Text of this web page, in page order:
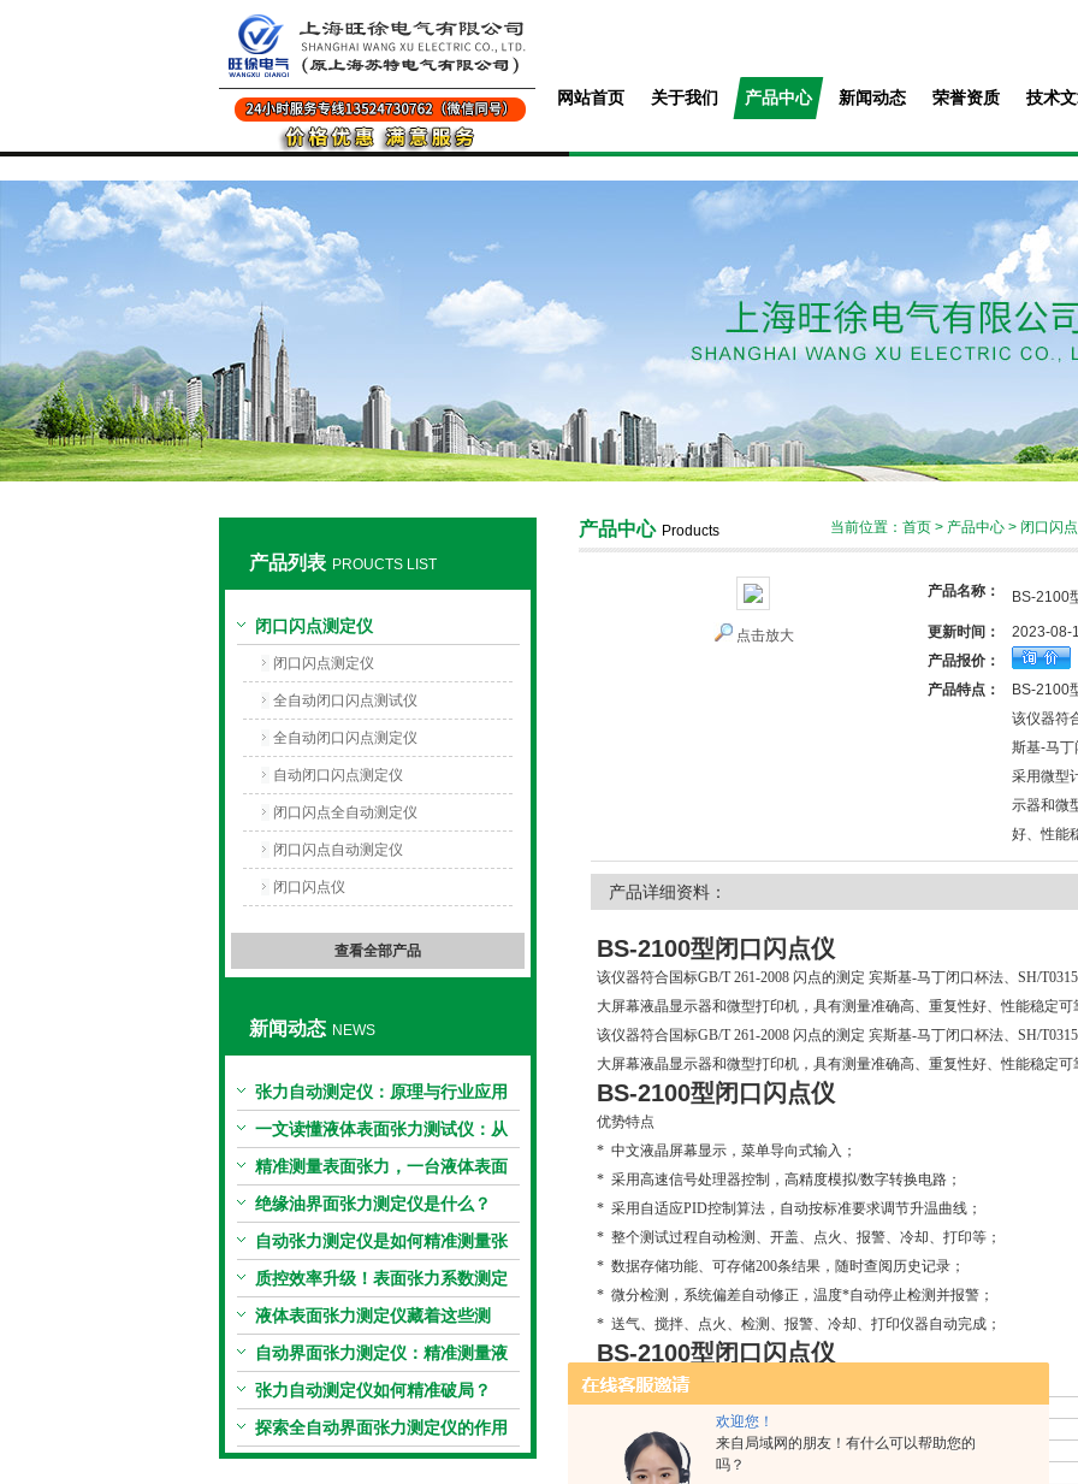
欢迎您！
来自局域网的朋友！有什么可以帮助您的
吗？
网站首页 关于我们 产品中心 新闻动态 荣誉资质 技术
产品列表 PROUCTS LIST
闭口闪点测定仪
闭口闪点测定仪
全自动闭口闪点测试仪
全自动闭口闪点测定仪
自动闭口闪点测定仪
闭口闪点全自动测定仪
闭口闪点自动测定仪
闭口闪点仪
查看全部产品
新闻动态 NEWS
张力自动测定仪：原理与行业应用
解析
一文读懂液体表面张力测试仪：从
原理到应用全掌握
精准测量表面张力，一台液体表面
张力系数测量仪就够了
绝缘油界面张力测定仪是什么？
自动张力测定仪是如何精准测量张
力的？
质控效率升级！表面张力系数测定
仪真香警告
液体表面张力测定仪藏着这些测
定“小窍门”
自动界面张力测定仪：精准测量液
体界面张力的关键设备
张力自动测定仪如何精准破局？
探索全自动界面张力测定仪的作用
产品中心 Products 当前位置： 首页 > 产品中心 > 闭口闪
点击放大
产品名称： BS-2100
更新时间：
2023-08-
产品报价：
产品特点：
BS-2100
该仪器符
斯基-马
采用微型
示器和微
好、性能
产品详细资料：
BS-2100型闭口闪点仪
该仪器符合国标GB/T 261-2008 闪点的测定 宾斯基-马丁闭口杯法、SH/
大屏幕液晶显示器和微型打印机，具有测量准确高、重复性好、性能稳定
该仪器符合国标GB/T 261-2008 闪点的测定 宾斯基-马丁闭口杯法、SH/
大屏幕液晶显示器和微型打印机，具有测量准确高、重复性好、性能稳定
BS-2100型闭口闪点仪
优势特点
* 中文液晶屏幕显示，菜单导向式输入；
* 采用高速信号处理器控制，高精度模拟/数字转换电路；
* 采用自适应PID控制算法，自动按标准要求调节升温曲线；
* 整个测试过程自动检测、开盖、点火、报警、冷却、打印等；
* 数据存储功能、可存储200条结果，随时查阅历史记录；
* 微分检测，系统偏差自动修正，温度*自动停止检测并报警；
* 送气、搅拌、点火、检测、报警、冷却、打印仪器自动完成；
BS-2100型闭口闪点仪
技术参数
显示方式：
中文液晶显示
测量方式：
热电偶微分检测式
测量范围：
室温-350℃
分 辨 率：
0.1℃